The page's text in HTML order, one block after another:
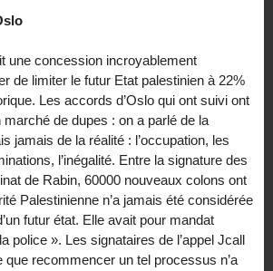
une concession incroyablement
de limiter le futur Etat palestinien à 22%
Les accords d’Oslo qui ont suivi ont
de dupes : on a parlé de la
jamais de la réalité : l’occupation, les
l’inégalité. Entre la signature des
de Rabin, 60000 nouveaux colons ont
Palestinienne n’a jamais été considérée
futur état. Elle avait pour mandat
police ». Les signataires de l’appel Jcall
que recommencer un tel processus n’a